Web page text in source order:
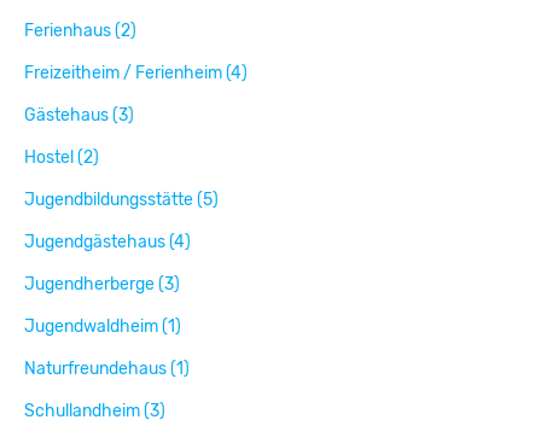
Ferienhaus (2)
Freizeitheim / Ferienheim (4)
Gästehaus (3)
Hostel (2)
Jugendbildungsstätte (5)
Jugendgästehaus (4)
Jugendherberge (3)
Jugendwaldheim (1)
Naturfreundehaus (1)
Schullandheim (3)